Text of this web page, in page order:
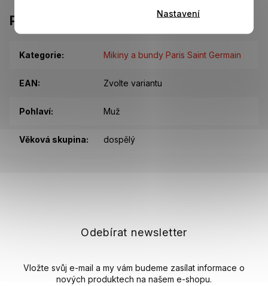
Nastavení
Parametry
Kategorie: Mikiny a bundy Paris Saint Germain
EAN: Zvolte variantu
Pohlaví: Muž
Věková skupina: dospělý
Odebírat newsletter
Vložte svůj e-mail a my vám budeme zasílat informace o
nových produktech na našem e-shopu.